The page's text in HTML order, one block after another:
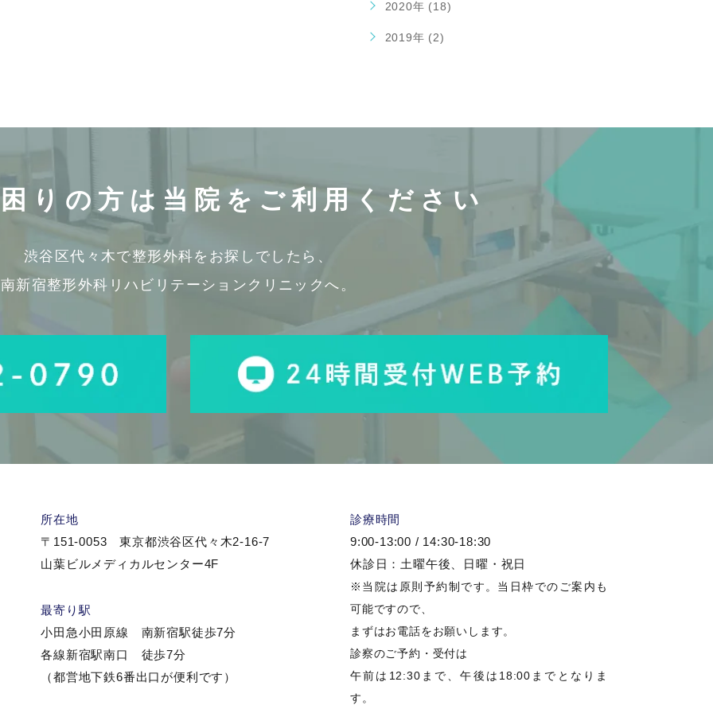
2020年 (18)
2019年 (2)
りの方は 当院をご利用ください
渋谷区代々木で整形外科をお探しでしたら、
南新宿整形外科リハビリテーションクリニックへ。
所在地
〒151-0053 東京都渋谷区代々木2-16-7
山葉ビルメディカルセンター4F
最寄り駅
小田急小田原線 南新宿駅徒歩7分
各線新宿駅南口 徒歩7分
（都営地下鉄6番出口が便利です）
診療時間
9:00-13:00 / 14:30-18:30
休診日：土曜午後、日曜・祝日
※当院は原則予約制です。当日枠でのご案内も
可能ですので、
まずはお電話をお願いします。
診察のご予約・受付は
午前は12:30まで、午後は18:00までとなりま
す。